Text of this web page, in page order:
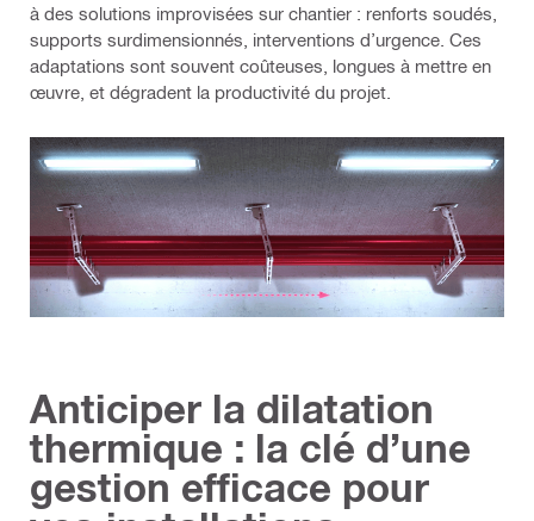
à des solutions improvisées sur chantier : renforts soudés,
supports surdimensionnés, interventions d’urgence. Ces
adaptations sont souvent coûteuses, longues à mettre en
œuvre, et dégradent la productivité du projet.
Anticiper la dilatation
thermique : la clé d’une
gestion efficace pour